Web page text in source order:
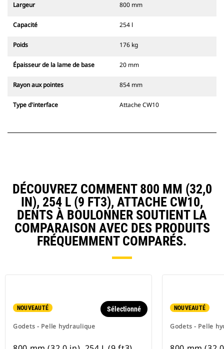
Largeur 800 mm
Capacité 254 l
Poids 176 kg
Épaisseur de la lame de base 20 mm
Rayon aux pointes 854 mm
Type d'interface Attache CW10
DÉCOUVREZ COMMENT 800 MM (32,0
IN), 254 L (9 FT3), ATTACHE CW10,
DENTS À BOULONNER SOUTIENT LA
COMPARAISON AVEC DES PRODUITS
FRÉQUEMMENT COMPARÉS.
NOUVEAUTÉ
Godets - Pelle hydraulique
Sélectionné NOUVEAUTÉ
Godets - Pelle